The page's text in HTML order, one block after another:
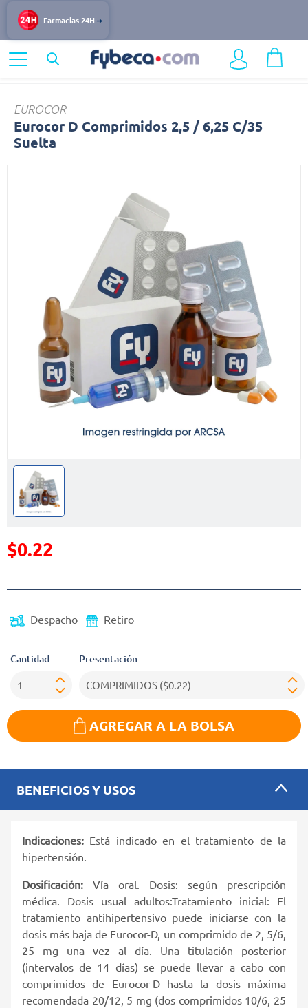
Farmacias 24H
Cardiovascular
EUROCOR
Eurocor D Comprimidos 2,5 / 6,25 C/35
Suelta
$0.22
Despacho Retiro
Cantidad Presentación
AGREGAR A LA BOLSA
BENEFICIOS Y USOS
Indicaciones: Está indicado en el tratamiento de la
hipertensión.
Dosificación: Vía oral. Dosis: según prescripción
médica. Dosis usual adultos:Tratamiento inicial: El
tratamiento antihipertensivo puede iniciarse con la
dosis más baja de Eurocor-D, un comprimido de 2, 5/6,
25 mg una vez al día. Una titulación posterior
(intervalos de 14 días) se puede llevar a cabo con
comprimidos de Eurocor-D hasta la dosis máxima
recomendada 20/12, 5 mg (dos comprimidos 10/6, 25